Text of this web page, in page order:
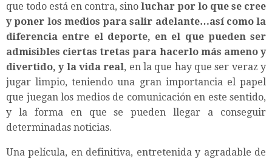
que todo está en contra, sino luchar por lo que se cree
y poner los medios para salir adelante…así como la
diferencia entre el deporte, en el que pueden ser
admisibles ciertas tretas para hacerlo más ameno y
divertido, y la vida real, en la que hay que ser veraz y
jugar limpio, teniendo una gran importancia el papel
que juegan los medios de comunicación en este sentido,
y la forma en que se pueden llegar a conseguir
determinadas noticias.
Una película, en definitiva, entretenida y agradable de